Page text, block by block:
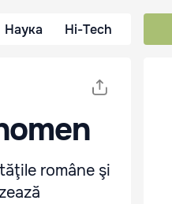
Наука Hi-Tech
române şi